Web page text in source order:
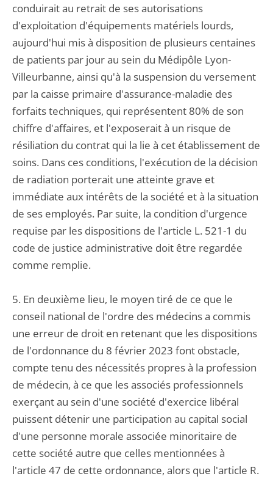
conduirait au retrait de ses autorisations
d'exploitation d'équipements matériels lourds,
aujourd'hui mis à disposition de plusieurs centaines
de patients par jour au sein du Médipôle Lyon-
Villeurbanne, ainsi qu'à la suspension du versement
par la caisse primaire d'assurance-maladie des
forfaits techniques, qui représentent 80% de son
chiffre d'affaires, et l'exposerait à un risque de
résiliation du contrat qui la lie à cet établissement de
soins. Dans ces conditions, l'exécution de la décision
de radiation porterait une atteinte grave et
immédiate aux intérêts de la société et à la situation
de ses employés. Par suite, la condition d'urgence
requise par les dispositions de l'article L. 521-1 du
code de justice administrative doit être regardée
comme remplie.
5. En deuxième lieu, le moyen tiré de ce que le
conseil national de l'ordre des médecins a commis
une erreur de droit en retenant que les dispositions
de l'ordonnance du 8 février 2023 font obstacle,
compte tenu des nécessités propres à la profession
de médecin, à ce que les associés professionnels
exerçant au sein d'une société d'exercice libéral
puissent détenir une participation au capital social
d'une personne morale associée minoritaire de
cette société autre que celles mentionnées à
l'article 47 de cette ordonnance, alors que l'article R.